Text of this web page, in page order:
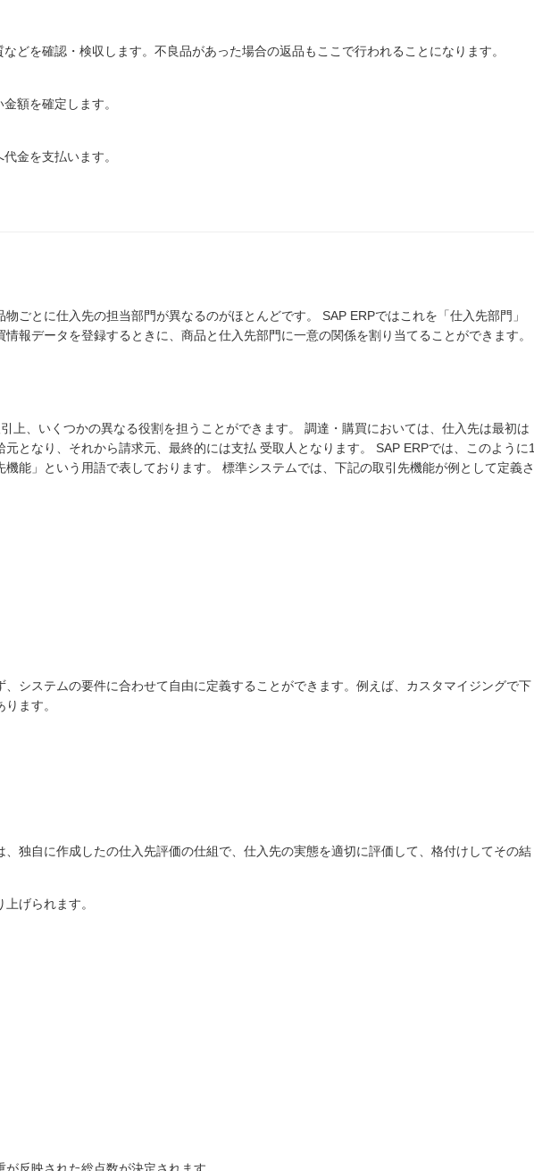
どを確認・検収します。不良品があった場合の返品もここで行われることになります。
額を確定します。
金を支払います。
ごとに仕入先の担当部門が異なるのがほとんどです。 SAP ERPではこれを「仕入先部門」
報データを登録するときに、商品と仕入先部門に一意の関係を割り当てることができます。
上、いくつかの異なる役割を担うことができます。 調達・購買においては、仕入先は最初は
となり、それから請求元、最終的には支払 受取人となります。 SAP ERPでは、このように1
能」という用語で表しております。 標準システムでは、下記の取引先機能が例として定義さ
システムの要件に合わせて自由に定義することができます。例えば、カスタマイジングで下
ます。
独自に作成したの仕入先評価の仕組で、仕入先の実態を適切に評価して、格付けしてその結
げられます。